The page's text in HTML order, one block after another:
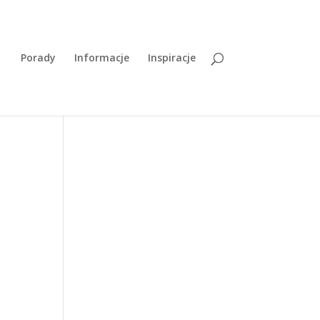
Porady Informacje Inspiracje